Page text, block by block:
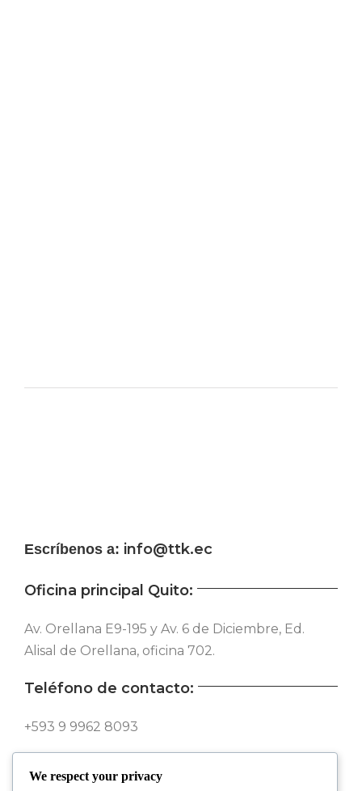
Escríbenos a: info@ttk.ec
Oficina principal Quito:
Av. Orellana E9-195 y Av. 6 de Diciembre, Ed.
Alisal de Orellana, oficina 702.
Teléfono de contacto:
+593 9 9962 8093
We respect your privacy